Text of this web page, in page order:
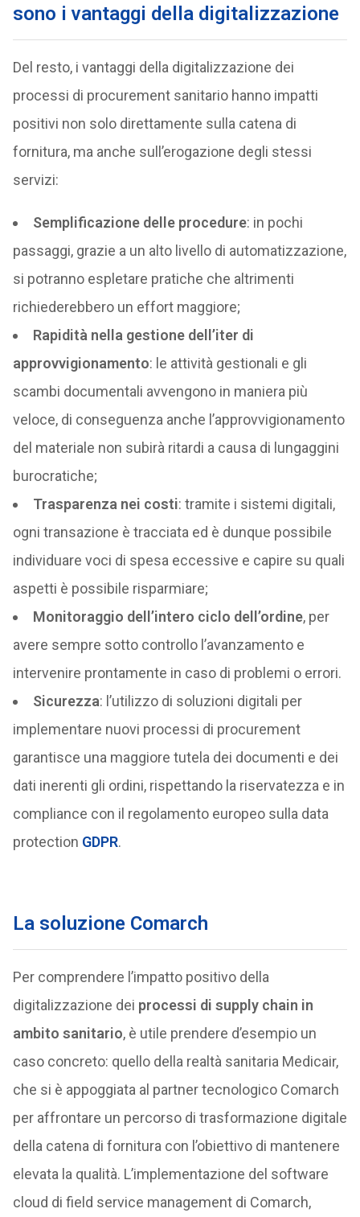
sono i vantaggi della digitalizzazione
Del resto, i vantaggi della digitalizzazione dei
processi di procurement sanitario hanno impatti
positivi non solo direttamente sulla catena di
fornitura, ma anche sull’erogazione degli stessi
servizi:
Semplificazione delle procedure: in pochi
passaggi, grazie a un alto livello di automatizzazione,
si potranno espletare pratiche che altrimenti
richiederebbero un effort maggiore;
Rapidità nella gestione dell’iter di
approvvigionamento: le attività gestionali e gli
scambi documentali avvengono in maniera più
veloce, di conseguenza anche l’approvvigionamento
del materiale non subirà ritardi a causa di lungaggini
burocratiche;
Trasparenza nei costi: tramite i sistemi digitali,
ogni transazione è tracciata ed è dunque possibile
individuare voci di spesa eccessive e capire su quali
aspetti è possibile risparmiare;
Monitoraggio dell’intero ciclo dell’ordine, per
avere sempre sotto controllo l’avanzamento e
intervenire prontamente in caso di problemi o errori.
Sicurezza: l’utilizzo di soluzioni digitali per
implementare nuovi processi di procurement
garantisce una maggiore tutela dei documenti e dei
dati inerenti gli ordini, rispettando la riservatezza e in
compliance con il regolamento europeo sulla data
protection GDPR.
La soluzione Comarch
Per comprendere l’impatto positivo della
digitalizzazione dei processi di supply chain in
ambito sanitario, è utile prendere d’esempio un
caso concreto: quello della realtà sanitaria Medicair,
che si è appoggiata al partner tecnologico Comarch
per affrontare un percorso di trasformazione digitale
della catena di fornitura con l’obiettivo di mantenere
elevata la qualità. L’implementazione del software
cloud di field service management di Comarch,